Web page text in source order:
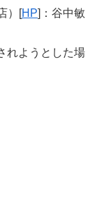
）[HP]：谷中敏
れようとした場